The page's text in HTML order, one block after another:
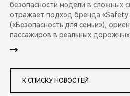
безопасности модели в сложных
отражает подход бренда «Safety
(«Безопасность для семьи»),
пассажиров в реальных дорожных
К СПИСКУ НОВОСТЕЙ